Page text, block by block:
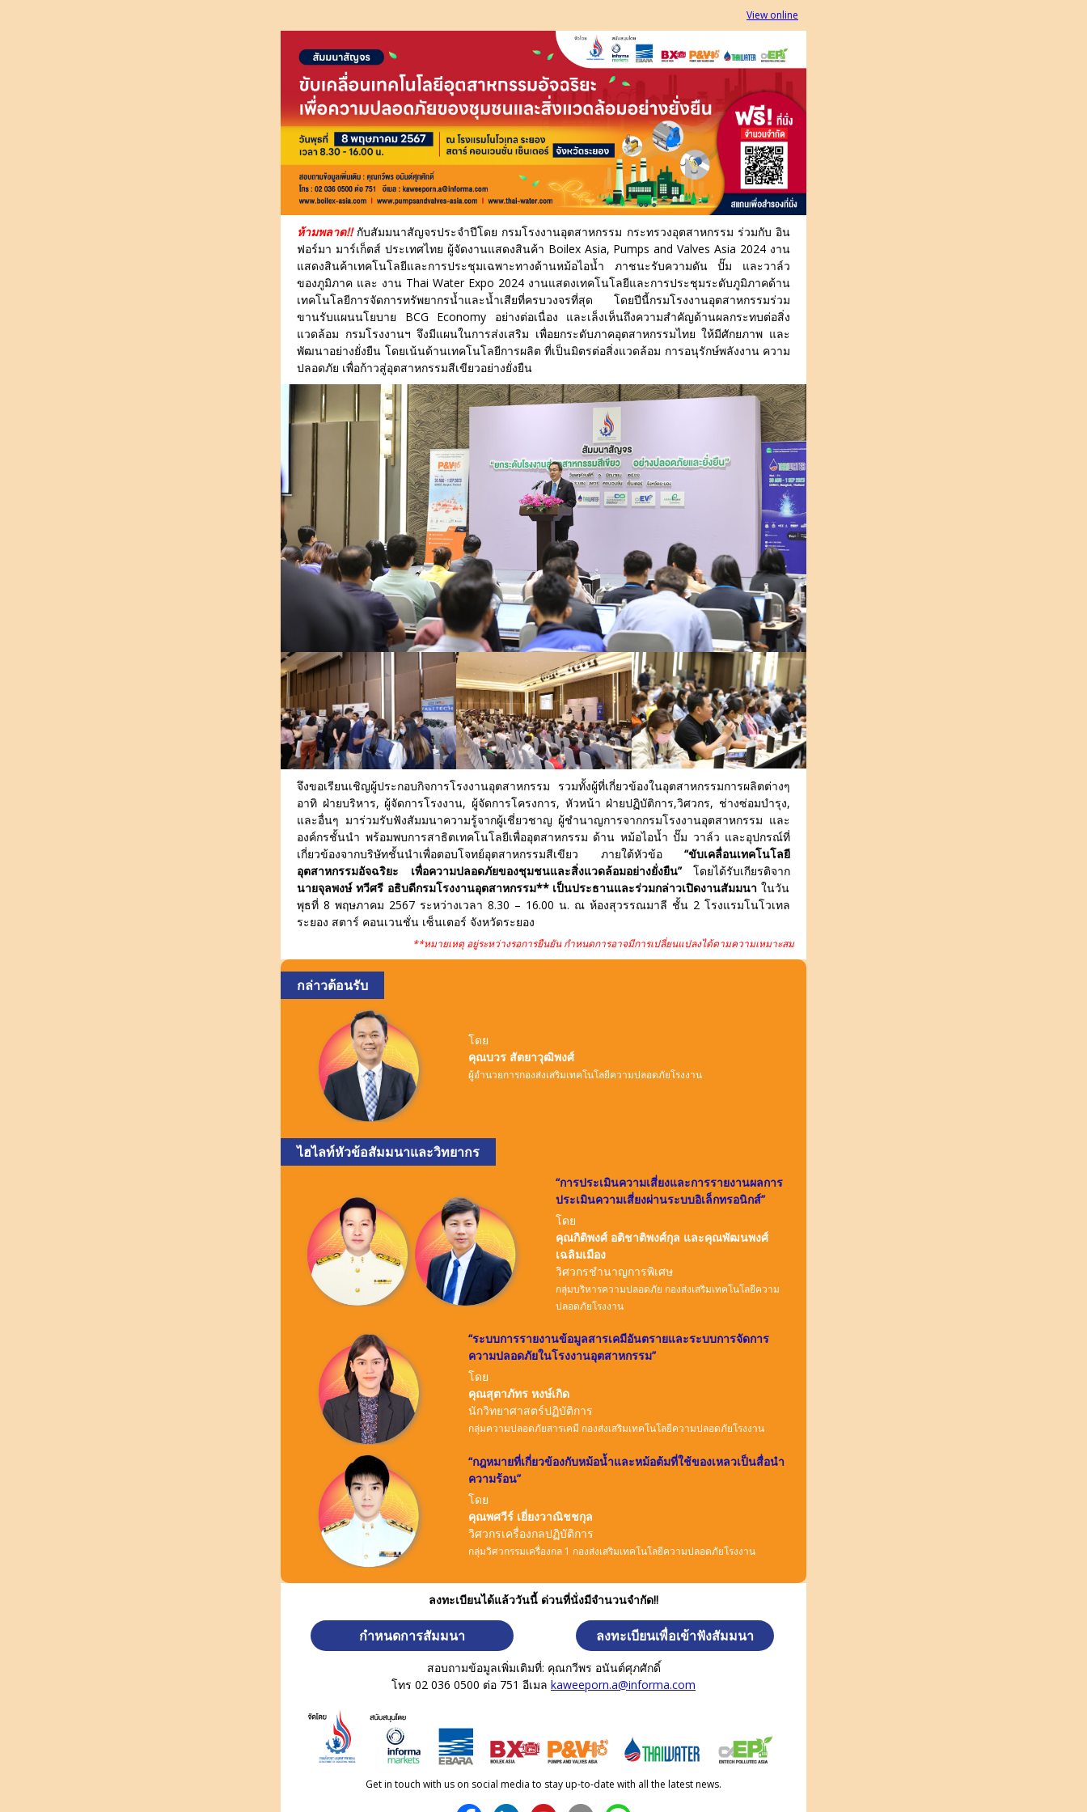
View online
ห้ามพลาด!!กับสัมมนาสัญจรประจำปีโดย กรมโรงงานอุตสาหกรรม กระทรวงอุตสาหกรรม ร่วมกับ อิน
ฟอร์มา มาร์เก็ตส์ ประเทศไทย ผู้จัดงานแสดงสินค้า Boilex Asia, Pumps and Valves Asia 2024 งาน
แสดงสินค้าเทคโนโลยีและการประชุมเฉพาะทางด้านหม้อไอน้ำ ภาชนะรับความดัน ปั๊ม และวาล์ว
ของภูมิภาค และ งาน Thai Water Expo 2024 งานแสดงเทคโนโลยีและการประชุมระดับภูมิภาคด้าน
เทคโนโลยีการจัดการทรัพยากรน้ำและน้ำเสียที่ครบวงจรที่สุด โดยปีนี้กรมโรงงานอุตสาหกรรมร่วม
ขานรับแผนนโยบาย BCG Economy อย่างต่อเนื่อง และเล็งเห็นถึงความสำคัญด้านผลกระทบต่อสิ่ง
แวดล้อม กรมโรงงานฯ จึงมีแผนในการส่งเสริม เพื่อยกระดับภาคอุตสาหกรรมไทย ให้มีศักยภาพ และ
พัฒนาอย่างยั่งยืน โดยเน้นด้านเทคโนโลยีการผลิต ที่เป็นมิตรต่อสิ่งแวดล้อม การอนุรักษ์พลังงาน ความ
ปลอดภัย เพื่อก้าวสู่อุตสาหกรรมสีเขียวอย่างยั่งยืน
จึงขอเรียนเชิญผู้ประกอบกิจการโรงงานอุตสาหกรรม รวมทั้งผู้ที่เกี่ยวข้องในอุตสาหกรรมการผลิตต่างๆ
อาทิ ฝ่ายบริหาร, ผู้จัดการโรงงาน, ผู้จัดการโครงการ, หัวหน้า ฝ่ายปฏิบัติการ,วิศวกร, ช่างซ่อมบำรุง,
และอื่นๆ มาร่วมรับฟังสัมมนาความรู้จากผู้เชี่ยวชาญ ผู้ชำนาญการจากกรมโรงงานอุตสาหกรรม และ
องค์กรชั้นนำ พร้อมพบการสาธิตเทคโนโลยีเพื่ออุตสาหกรรม ด้าน หม้อไอน้ำ ปั๊ม วาล์ว และอุปกรณ์ที่
เกี่ยวข้องจากบริษัทชั้นนำเพื่อตอบโจทย์อุตสาหกรรมสีเขียว ภายใต้หัวข้อ “ขับเคลื่อนเทคโนโลยี
อุตสาหกรรมอัจฉริยะ เพื่อความปลอดภัยของชุมชนและสิ่งแวดล้อมอย่างยั่งยืน” โดยได้รับเกียรติจาก
นายจุลพงษ์ ทวีศรี อธิบดีกรมโรงงานอุตสาหกรรม** เป็นประธานและร่วมกล่าวเปิดงานสัมมนา ในวัน
พุธที่ 8 พฤษภาคม 2567 ระหว่างเวลา 8.30 – 16.00 น. ณ ห้องสุวรรณมาลี ชั้น 2 โรงแรมโนโวเทล
ระยอง สตาร์ คอนเวนชั่น เซ็นเตอร์ จังหวัดระยอง
**หมายเหตุ อยู่ระหว่างรอการยืนยัน กำหนดการอาจมีการเปลี่ยนแปลงได้ตามความเหมาะสม
กล่าวต้อนรับ
โดย
คุณบวร สัตยาวุฒิพงศ์
ผู้อำนวยการกองส่งเสริมเทคโนโลยีความปลอดภัยโรงงาน
ไฮไลท์หัวข้อสัมมนาและวิทยากร
“การประเมินความเสี่ยงและการรายงานผลการ
ประเมินความเสี่ยงผ่านระบบอิเล็กทรอนิกส์”
โดย
คุณกิติพงศ์ อติชาติพงศ์กุล และคุณพัฒนพงศ์
เฉลิมเมือง
วิศวกรชำนาญการพิเศษ
กลุ่มบริหารความปลอดภัย กองส่งเสริมเทคโนโลยีความ
ปลอดภัยโรงงาน
“ระบบการรายงานข้อมูลสารเคมีอันตรายและระบบการจัดการ
ความปลอดภัยในโรงงานอุตสาหกรรม”
โดย
คุณสุตาภัทร หงษ์เกิด
นักวิทยาศาสตร์ปฏิบัติการ
กลุ่มความปลอดภัยสารเคมี กองส่งเสริมเทคโนโลยีความปลอดภัยโรงงาน
“กฎหมายที่เกี่ยวข้องกับหม้อน้ำและหม้อต้มที่ใช้ของเหลวเป็นสื่อนำ
ความร้อน”
โดย
คุณพศวีร์ เยี่ยงวาณิชชกุล
วิศวกรเครื่องกลปฏิบัติการ
กลุ่มวิศวกรรมเครื่องกล 1 กองส่งเสริมเทคโนโลยีความปลอดภัยโรงงาน
ลงทะเบียนได้แล้ววันนี้ ด่วนที่นั่งมีจำนวนจำกัด!!
กำหนดการสัมมนา ลงทะเบียนเพื่อเข้าฟังสัมมนา
สอบถามข้อมูลเพิ่มเติมที่: คุณกวีพร อนันต์ศุภศักดิ์
โทร 02 036 0500 ต่อ 751 อีเมล kaweeporn.a@informa.com
Get in touch with us on social media to stay up-to-date with all the latest news.